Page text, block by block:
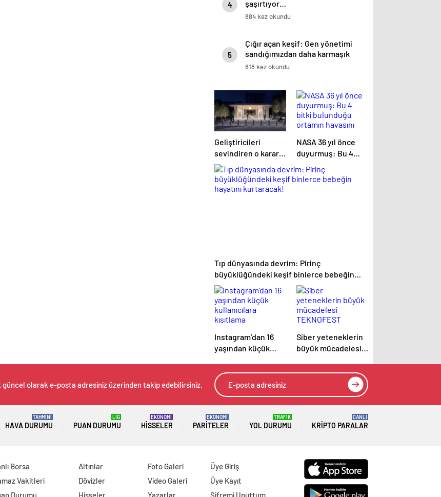
4
şaşırtıyor…
884 kez okundu
5
Çığır açan keşif: Gen yönetimi
sandığımızdan daha karmaşık
olabilir
818 kez okundu
Geliştiricileri
sevindiren o karar
çıktı
NASA 36 yıl önce
duyurmuş: Bu 4
bitki bulunduğu
ortamın havasını
Tıp dünyasında devrim: Pirinç
büyüklüğündeki keşif binlerce bebeğin
hayatını kurtaracak!
Instagram’dan 16
yaşından küçük
kısıtlama
Siber yeteneklerin
büyük mücadelesi
HackMasters’da
güncel olarak e-posta adresiniz üzerinden takip edebilirsiniz.
HAVA DURUMU
TAHMİNİ
PUAN DURUMU
LİG
HISSELER
EKONOMİ
PARITELER
EKONOMİ
YOL DURUMU
TRAFİK
KRIPTO PARALAR
CANLI
Borsa
Vakitleri
Durumu
Altınlar
Dövizler
Hisseler
Foto Galeri
Video Galeri
Yazarlar
Üye Giriş
Üye Kayıt
Şifremi Unuttum